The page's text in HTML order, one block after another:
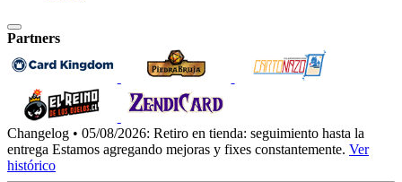
Partners
Changelog • 05/08/2026: Retiro en tienda: seguimiento hasta la
entrega Estamos agregando mejoras y fixes constantemente. Ver
histórico